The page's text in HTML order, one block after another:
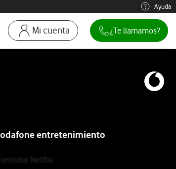
Ayuda
buscador. Abre en ventana modal
Mi cuenta
Ir a la pagina acceso clientes. Abre en
Recargas
¿Te llamamos?
entretenimiento
Contratar Netflix